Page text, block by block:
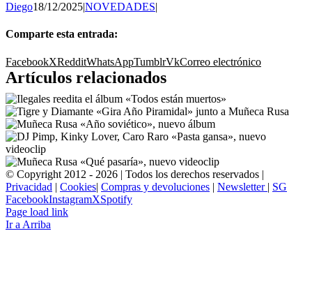
Diego18/12/2025|NOVEDADES|
Comparte esta entrada:
FacebookXRedditWhatsAppTumblrVkCorreo electrónico
Artículos relacionados
© Copyright 2012 - 2026 | Todos los derechos reservados |
Privacidad | Cookies| Compras y devoluciones | Newsletter | SG
FacebookInstagramXSpotify
Page load link
Ir a Arriba